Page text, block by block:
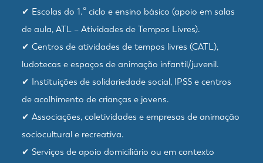
✔ Escolas do 1.º ciclo e ensino básico (apoio em salas
de aula, ATL – Atividades de Tempos Livres).
✔ Centros de atividades de tempos livres (CATL),
ludotecas e espaços de animação infantil/juvenil.
✔ Instituições de solidariedade social, IPSS e centros
de acolhimento de crianças e jovens.
✔ Associações, coletividades e empresas de animação
sociocultural e recreativa.
✔ Serviços de apoio domiciliário ou em contexto